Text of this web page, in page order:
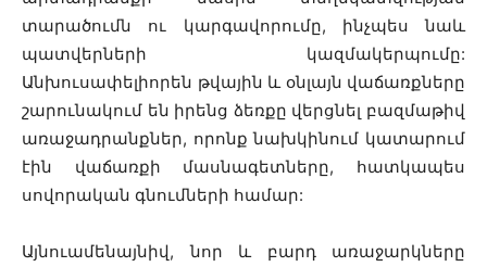
տարածումն ու կարգավորումը, ինչպես նաև
պատվերների կազմակերպումը:
Անխուսափելիորեն թվային և օնլայն վաճառքները
շարունակում են իրենց ձեռքը վերցնել բազմաթիվ
առաջադրանքներ, որոնք նախկինում կատարում
էին վաճառքի մասնագետները, հատկապես
սովորական գնումների համար:
Այնուամենայնիվ, նոր և բարդ առաջարկները